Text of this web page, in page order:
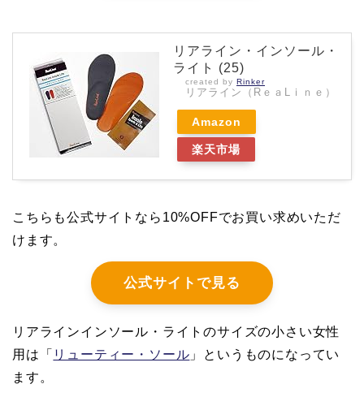
リアライン・インソール・
ライト (25)
created by Rinker
リアライン（RｅａLｉｎｅ）
Amazon
楽天市場
こちらも公式サイトなら10%OFFでお買い求めいただ
けます。
公式サイトで見る
リアラインインソール・ライトのサイズの小さい女性
用は「 リューティー・ソール 」というものになってい
ます。